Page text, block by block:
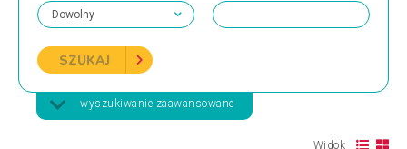
SZUKAJ
wyszukiwanie zaawansowane
Widok